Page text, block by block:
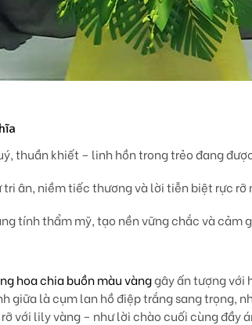
thuần khiết – linh hồn trong trẻo đang
tri ân, niềm tiếc thương và lời tiễn biệt rực rỡ
tính thẩm mỹ, tạo nền vững chắc và cảm
hoa chia buồn màu vànggây ấn tượng với
giữa là cụmlan hồ điệp trắngsang trọng,
với lily vàng – như lời chào cuối cùng đầy